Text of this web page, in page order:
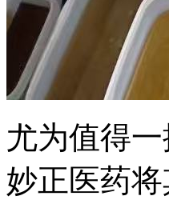
尤为值得
妙正医药